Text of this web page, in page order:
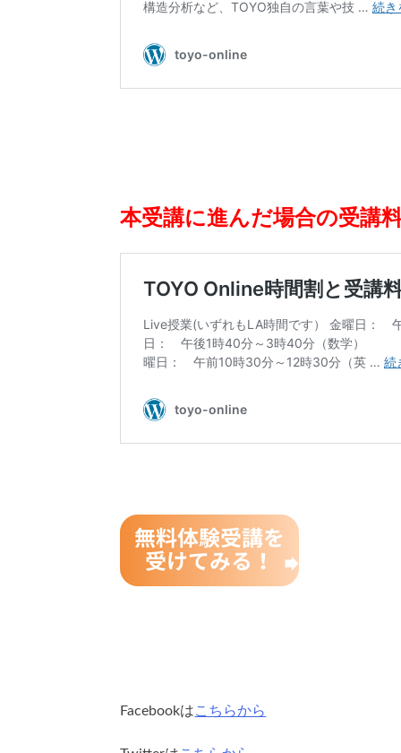
本受講に進んだ場合の受講
Facebookはこちらから